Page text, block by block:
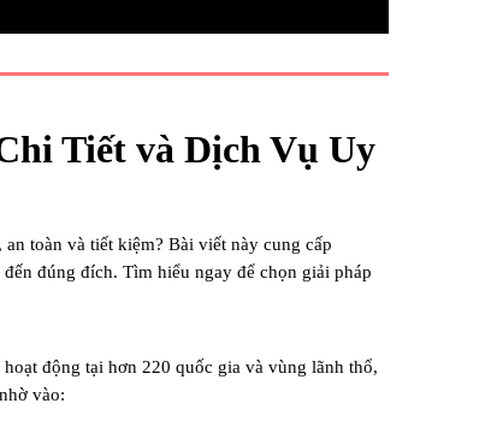
Tiết và Dịch Vụ Uy
toàn và tiết kiệm? Bài viết này cung cấp
đúng đích. Tìm hiểu ngay để chọn giải pháp
động tại hơn 220 quốc gia và vùng lãnh thổ,
vào: